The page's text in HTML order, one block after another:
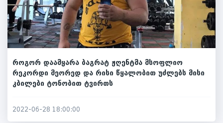
როგორ დაამყარა ბაგრატ ჟღენტმა მსოფლიო
რეკორდი მეორედ და რისი წყალობით უძლებს მისი
კბილები ტონობით ტვირთს
2022-06-28 18:00:00